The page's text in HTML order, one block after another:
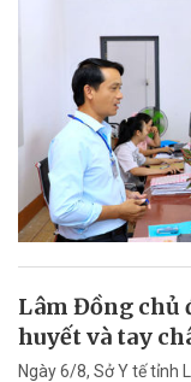
Lâm Đồng chủ
huyết và tay
Ngày 6/8, Sở Y tế tỉnh